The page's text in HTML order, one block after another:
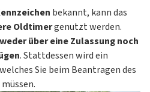
bekannt, kann das
Oldtimergenutzt werden.
über eine Zulassung noch
. Stattdessen wird ein
Sie beim Beantragen des